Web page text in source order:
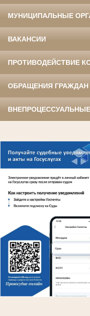
МУНИЦИПАЛЬНЫЕ
ВАКАНСИИ
ПРОТИВОДЕЙСТВИЕ
ОБРАЩЕНИЯ ГРАЖДАН